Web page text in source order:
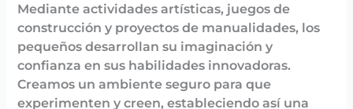
Mediante actividades artísticas, juegos de
construcción y proyectos de manualidades, los
pequeños desarrollan su imaginación y
confianza en sus habilidades innovadoras.
Creamos un ambiente seguro para que
experimenten y creen, estableciendo así una